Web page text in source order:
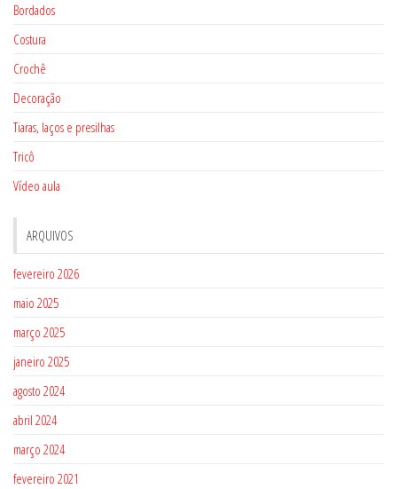
Bordados
Costura
Crochê
Decoração
Tiaras, laços e presilhas
Tricô
Vídeo aula
ARQUIVOS
fevereiro 2026
maio 2025
março 2025
janeiro 2025
agosto 2024
abril 2024
março 2024
fevereiro 2021